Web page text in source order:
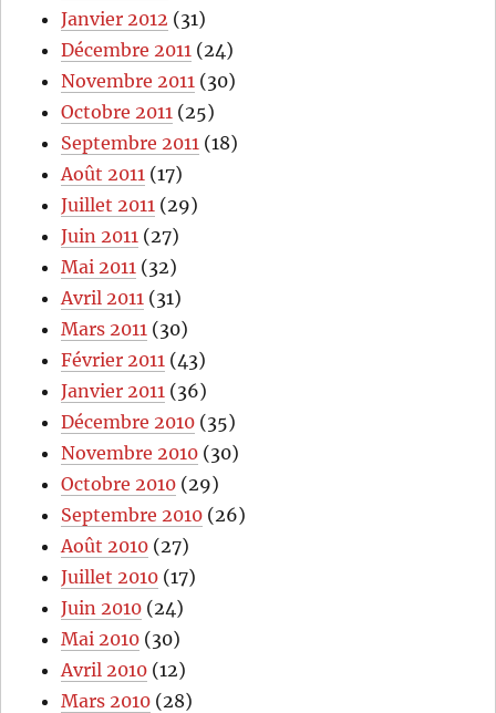
Janvier 2012 (31)
Décembre 2011 (24)
Novembre 2011 (30)
Octobre 2011 (25)
Septembre 2011 (18)
Août 2011 (17)
Juillet 2011 (29)
Juin 2011 (27)
Mai 2011 (32)
Avril 2011 (31)
Mars 2011 (30)
Février 2011 (43)
Janvier 2011 (36)
Décembre 2010 (35)
Novembre 2010 (30)
Octobre 2010 (29)
Septembre 2010 (26)
Août 2010 (27)
Juillet 2010 (17)
Juin 2010 (24)
Mai 2010 (30)
Avril 2010 (12)
Mars 2010 (28)